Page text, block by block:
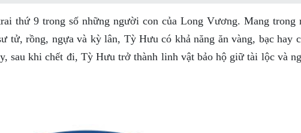
thứ 9 trong số những người con của Long Vương. Mang trong
tử, rồng, ngựa và kỳ lân, Tỳ Hưu có khả năng ăn vàng, bạc hay
sau khi chết đi, Tỳ Hưu trở thành linh vật bảo hộ giữ tài lộc và